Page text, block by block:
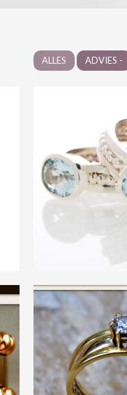
ALLES ADVIES -